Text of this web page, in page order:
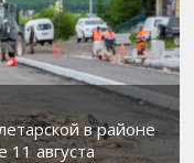
в районе
августа